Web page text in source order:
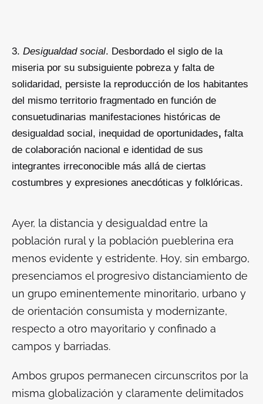
Desigualdad social. Desbordado el siglo de la
miseria por su subsiguiente pobreza y falta de
solidaridad, persiste la reproducción de los habitantes
del mismo territorio fragmentado en función de
consuetudinarias manifestaciones históricas de
desigualdad social, inequidad de oportunidades, falta
de colaboración nacional e identidad de sus
integrantes irreconocible más allá de ciertas
costumbres y expresiones anecdóticas y folklóricas.
Ayer, la distancia y desigualdad entre la
población rural y la población pueblerina era
menos evidente y estridente. Hoy, sin embargo,
presenciamos el progresivo distanciamiento de
un grupo eminentemente minoritario, urbano y
de orientación consumista y modernizante,
respecto a otro mayoritario y confinado a
campos y barriadas.
Ambos grupos permanecen circunscritos por la
misma globalización y claramente delimitados